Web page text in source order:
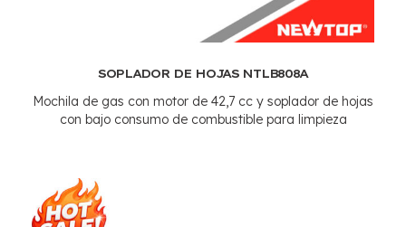
SOPLADOR DE HOJAS NTLB808A
Mochila de gas con motor de 42,7 cc y soplador de hojas
con bajo consumo de combustible para limpieza